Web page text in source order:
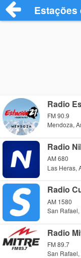
Estações
Radio
FM 90.9
Mendoza,
Radio
AM 680
Las Heras,
Radio
AM 1580
San
Radio
FM 89.7
San